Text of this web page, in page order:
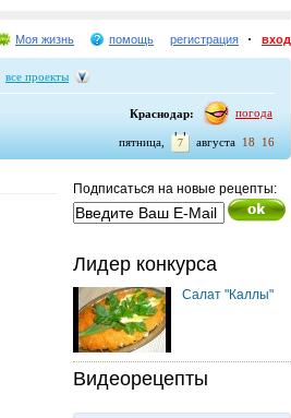
Моя жизнь помощь регистрация вход
все проекты
Краснодар: погода
18 16
августа
7
пятница,
Подписаться на новые рецепты:
Лидер конкурса
Салат "Каллы"
Видеорецепты